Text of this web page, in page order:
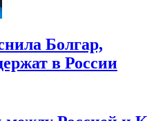
Болгар,
в России